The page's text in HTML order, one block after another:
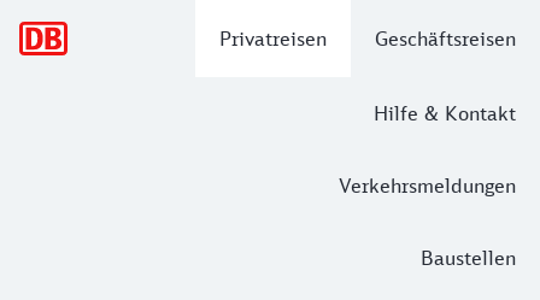
Privatreisen Geschäftsreisen
Hilfe & Kontakt
Verkehrsmeldungen
Baustellen